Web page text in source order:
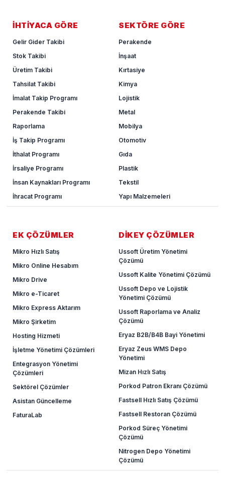
İHTİYACA GÖRE
Gelir Gider Takibi
Stok Takibi
Üretim Takibi
Tahsilat Takibi
İmalat Takip Programı
Perakende Takibi
Raporlama
İş Takip Programı
İthalat Programı
İrsaliye Programı
İnsan Kaynakları Programı
İhracat Programı
SEKTÖRE GÖRE
Perakende
İnşaat
Kırtasiye
Kimya
Lojistik
Metal
Mobilya
Otomotiv
Gıda
Plastik
Tekstil
Yapı Malzemeleri
EK ÇÖZÜMLER
Mikro Hızlı Satış
Mikro Online Hesabım
Mikro Drive
Mikro e-Ticaret
Mikro Express Aktarım
Mikro Şirketim
Hosting Hizmeti
İşletme Yönetimi Çözümleri
Entegrasyon Yönetimi
Çözümleri
Sektörel Çözümler
Asistan Güncelleme
FaturaLab
DİKEY ÇÖZÜMLER
Ussoft Üretim Yönetimi
Çözümü
Ussoft Kalite Yönetimi Çözümü
Ussoft Depo ve Lojistik
Yönetimi Çözümü
Ussoft Raporlama ve Analiz
Çözümü
Eryaz B2B/B4B Bayi Yönetimi
Eryaz Zeus WMS Depo
Yönetimi
Mizan Hızlı Satış
Porkod Patron Ekranı Çözümü
Fastsell Hızlı Satış Çözümü
Fastsell Restoran Çözümü
Porkod Süreç Yönetimi
Çözümü
Nitrogen Depo Yönetimi
Çözümü